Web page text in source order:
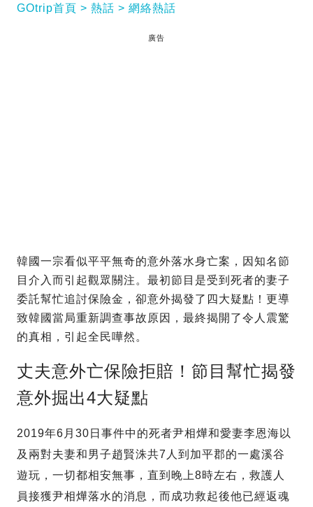
GOtrip首頁 熱話 網絡熱話
廣告
韓國一宗看似平平無奇的意外落水身亡案，因知名節
目介入而引起觀眾關注。最初節目是受到死者的妻子
委託幫忙追討保險金，卻意外揭發了四大疑點！更導
致韓國當局重新調查事故原因，最終揭開了令人震驚
的真相，引起全民嘩然。
丈夫意外亡保險拒賠！節目幫忙揭發
意外掘出4大疑點
2019年6月30日事件中的死者尹相燁和愛妻李恩海以
及兩對夫妻和男子趙賢洙共7人到加平郡的一處溪谷
遊玩，一切都相安無事，直到晚上8時左右，救護人
員接獲尹相燁落水的消息，而成功救起後他已經返魂